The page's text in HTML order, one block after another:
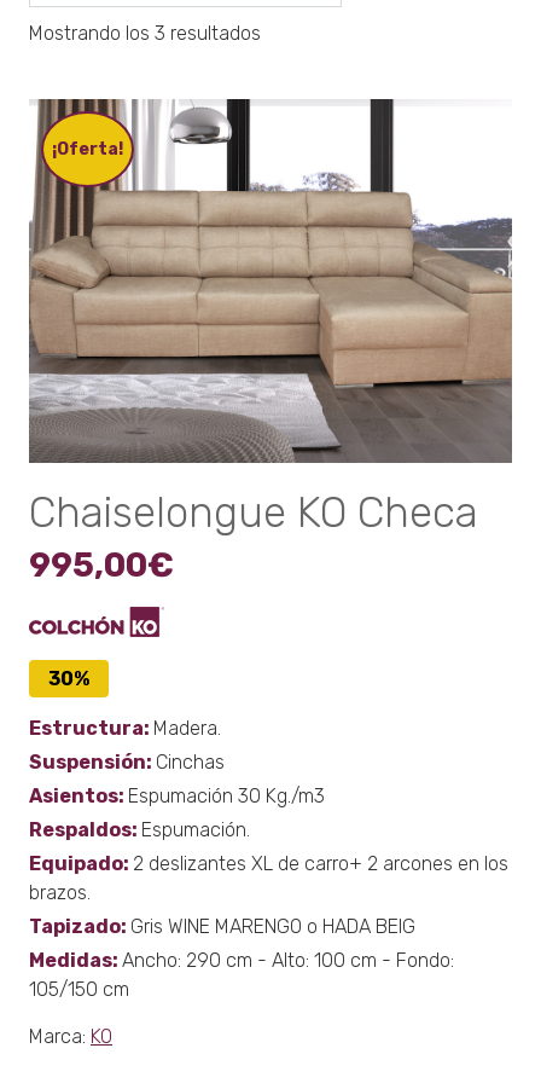
Mostrando los 3 resultados
¡Oferta!
Chaiselongue KO Checa
995,00€
30%
Estructura: Madera.
Suspensión: Cinchas
Asientos: Espumación 30 Kg./m3
Respaldos: Espumación.
Equipado: 2 deslizantes XL de carro+ 2 arcones en los
brazos.
Tapizado: Gris WINE MARENGO o HADA BEIG
Medidas: Ancho: 290 cm - Alto: 100 cm - Fondo:
105/150 cm
Marca: KO